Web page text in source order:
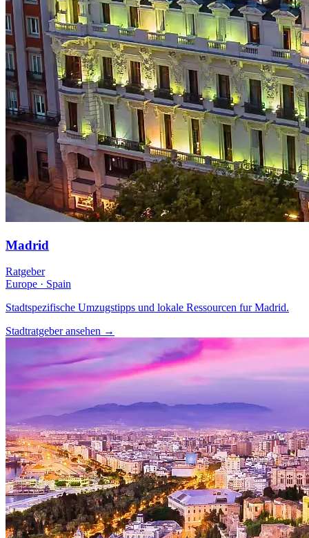
Madrid
Ratgeber
Europe · Spain
Stadtspezifische Umzugstipps und lokale Ressourcen fur Madrid.
Stadtratgeber ansehen →